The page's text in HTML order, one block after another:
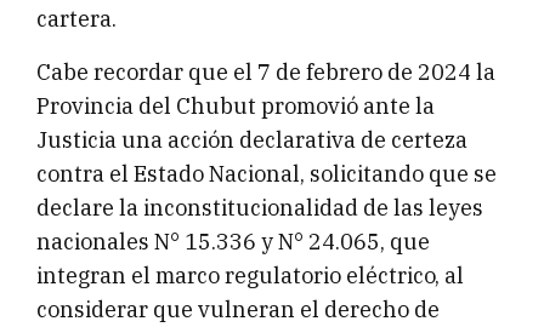
cartera.
Cabe recordar que el 7 de febrero de 2024 la
Provincia del Chubut promovió ante la
Justicia una acción declarativa de certeza
contra el Estado Nacional, solicitando que se
declare la inconstitucionalidad de las leyes
nacionales N° 15.336 y N° 24.065, que
integran el marco regulatorio eléctrico, al
considerar que vulneran el derecho de